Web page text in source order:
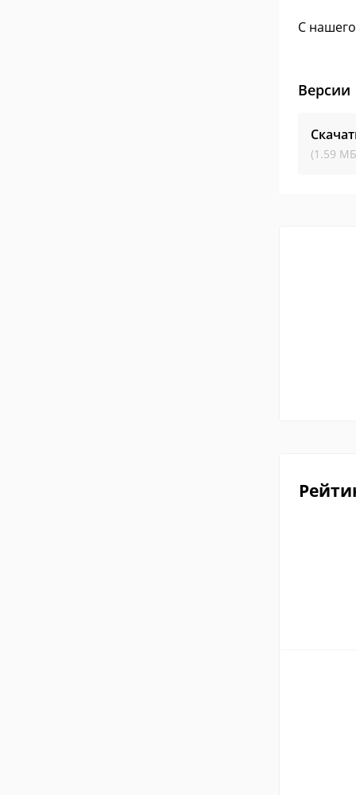
С
Версии
(1.59